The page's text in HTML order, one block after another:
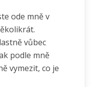
ode mně v
vůbec
podle mně
vymezit, co je